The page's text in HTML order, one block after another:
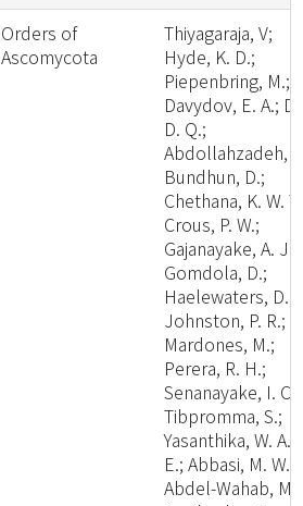
Orders of
Ascomycota
Thiyagaraja, V;
Hyde, K. D.;
Piepenbring, M.;
Davydov, E. A.;
D. Q.;
Abdollahzadeh,
Bundhun, D.;
Chethana, K. W.
Crous, P. W.;
Gajanayake, A. J.;
Gomdola, D.;
Haelewaters, D.;
Johnston, P. R.;
Mardones, M.;
Perera, R. H.;
Senanayake, I. C.;
Tibpromma, S.;
Yasanthika, W. A.
E.; Abbasi, M. W.;
Abdel-Wahab, M.